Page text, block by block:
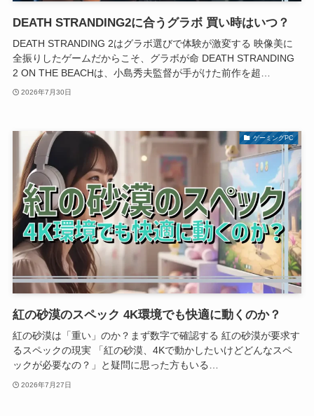
DEATH STRANDING2に合うグラボ 買い時はいつ？
DEATH STRANDING 2はグラボ選びで体験が激変する 映像美に
全振りしたゲームだからこそ、グラボが命 DEATH STRANDING
2 ON THE BEACHは、小島秀夫監督が手がけた前作を超…
2026年7月30日
ゲーミングPC
紅の砂漠のスペック 4K環境でも快適に動くのか？
紅の砂漠は「重い」のか？まず数字で確認する 紅の砂漠が要求す
るスペックの現実 「紅の砂漠、4Kで動かしたいけどどんなスペ
ックが必要なの？」と疑問に思った方もいる…
2026年7月27日